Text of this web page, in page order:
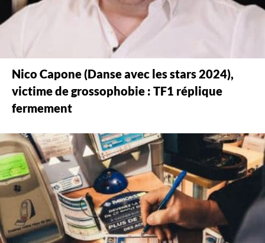
Nico Capone (Danse avec les stars 2024),
victime de grossophobie : TF1 réplique
fermement